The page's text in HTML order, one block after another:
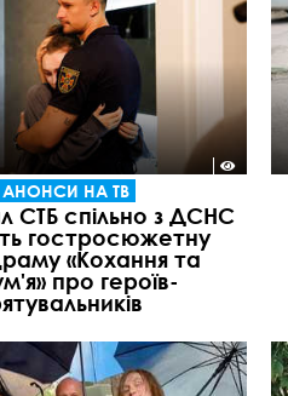
АНОНСИ НА ТВ
СТБ спільно з ДСНС
гостросюжетну
«Кохання та
про героїв-